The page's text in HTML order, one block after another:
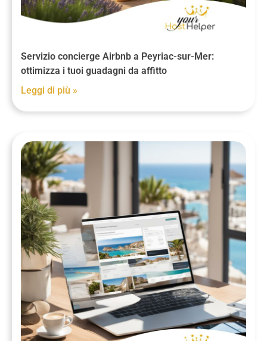
Servizio concierge Airbnb a Peyriac-sur-Mer:
ottimizza i tuoi guadagni da affitto
Leggi di più »